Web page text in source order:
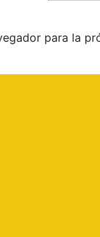
para la